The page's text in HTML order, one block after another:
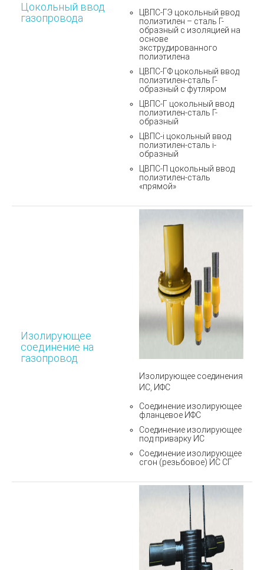
Цокольный ввод
газопровода
ЦВПС-ГЭ цокольный ввод
полиэтилен – сталь Г-
образный с изоляцией на
основе
экструдированного
полиэтилена
ЦВПС-ГФ цокольный ввод
полиэтилен-сталь Г-
образный с футляром
ЦВПС-Г цокольный ввод
полиэтилен-сталь Г-
образный
ЦВПС-i цокольный ввод
полиэтилен-сталь i-
образный
ЦВПС-П цокольный ввод
полиэтилен-сталь
«прямой»
Изолирующее
соединение на
газопровод
Изолирующее соединения
ИС, ИФС
Соединение изолирующее
фланцевое ИФС
Соединение изолирующее
под приварку ИС
Соединение изолирующее
сгон (резьбовое) ИС СГ